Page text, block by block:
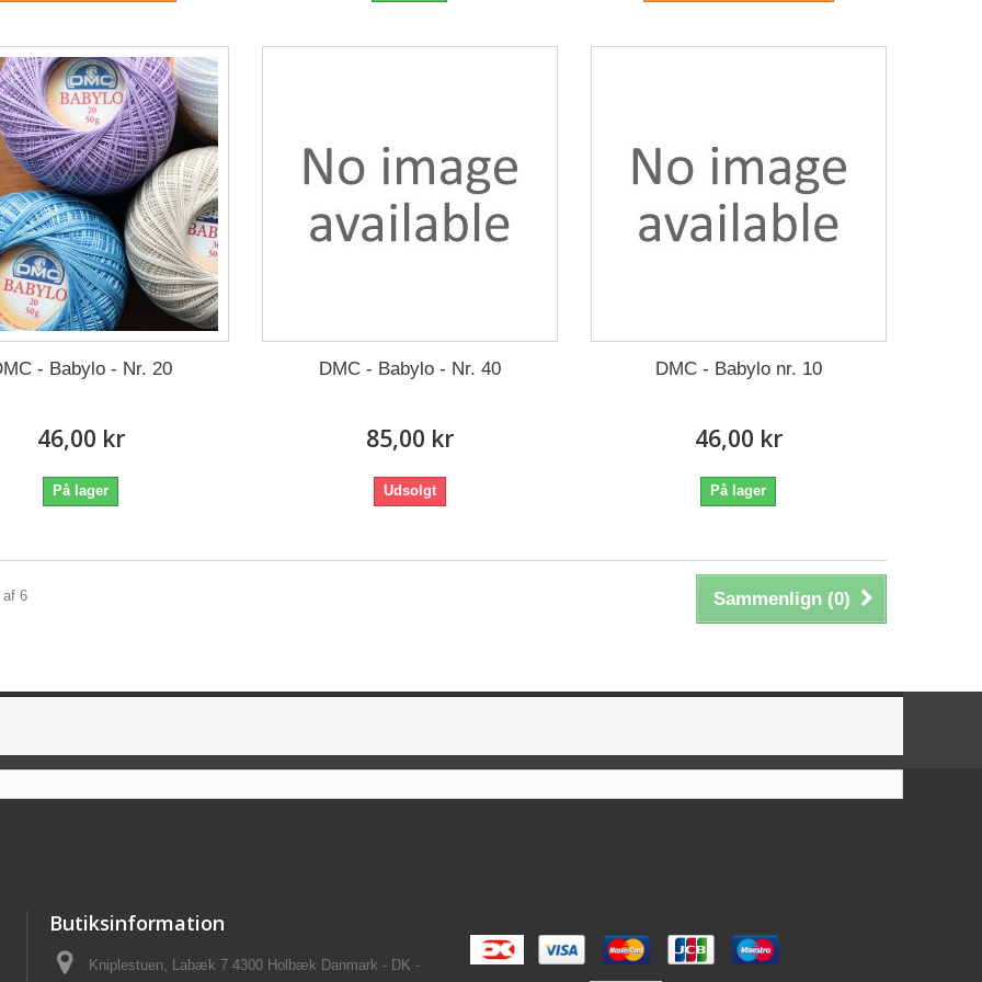
- Babylo - Nr. 20
46,00 kr
På lager
DMC - Babylo - Nr. 40
85,00 kr
Udsolgt
DMC - Babylo nr. 10
46,00 kr
På lager
Sammenlign (0)
af 6
Butiksinformation
Kniplestuen, Labæk 7 4300 Holbæk Danmark - DK -